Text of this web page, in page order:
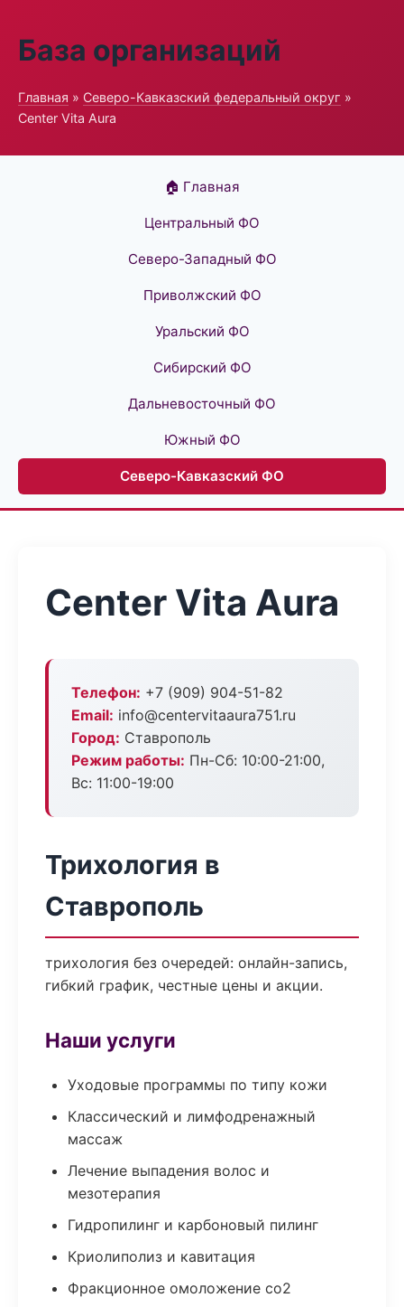
База организаций
Главная » Северо-Кавказский федеральный округ »
Center Vita Aura
🏠 Главная
Центральный ФО
Северо-Западный ФО
Приволжский ФО
Уральский ФО
Сибирский ФО
Дальневосточный ФО
Южный ФО
Северо-Кавказский ФО
Center Vita Aura
Телефон: +7 (909) 904-51-82
Email: info@centervitaaura751.ru
Город: Ставрополь
Режим работы: Пн-Сб: 10:00-21:00,
Вс: 11:00-19:00
Трихология в
Ставрополь
трихология без очередей: онлайн-запись,
гибкий график, честные цены и акции.
Наши услуги
Уходовые программы по типу кожи
Классический и лимфодренажный
массаж
Лечение выпадения волос и
мезотерапия
Гидропилинг и карбоновый пилинг
Криолиполиз и кавитация
Фракционное омоложение co2